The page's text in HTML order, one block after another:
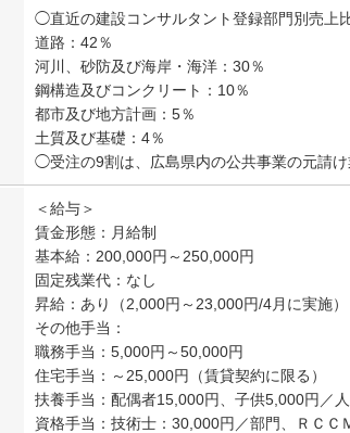
◯直近の建設コンサルタント登録部門別売上
道路：42％
河川、砂防及び海岸・海洋：30％
鋼構造及びコンクリート：10％
都市及び地方計画：5％
土質及び基礎：4％
◯受注の9割は、広島県内の公共事業の元請け
＜給与＞
賃金形態：月給制
基本給：200,000円～250,000円
固定残業代：なし
昇給：あり（2,000円～23,000円/4月に実施）
その他手当：
職務手当：5,000円～50,000円
住宅手当：～25,000円（賃貸契約に限る）
扶養手当：配偶者15,000円、子供5,000円／人
資格手当：技術士：30,000円／部門、ＲＣ